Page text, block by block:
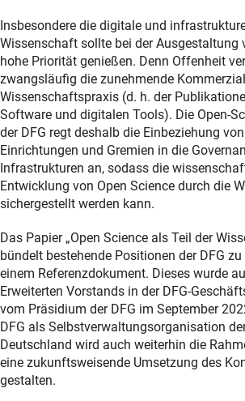
Insbesondere die digitale und
Wissenschaft sollte bei der Ausgestaltung
hohe Priorität genießen. Denn Offenheit
zwangsläufig die zunehmende
Wissenschaftspraxis (d. h. der
Software und digitalen Tools). Die Open-
der DFG regt deshalb die Einbeziehung
Einrichtungen und Gremien in die
Infrastrukturen an, sodass die
Entwicklung von Open Science durch die
sichergestellt werden kann.
Das Papier „Open Science als Teil der
bündelt bestehende Positionen der DFG
einem Referenzdokument. Dieses wurde
Erweiterten Vorstands in der DFG-
vom Präsidium der DFG im September
DFG als Selbstverwaltungsorganisation
Deutschland wird auch weiterhin die
eine zukunftsweisende Umsetzung des
gestalten.